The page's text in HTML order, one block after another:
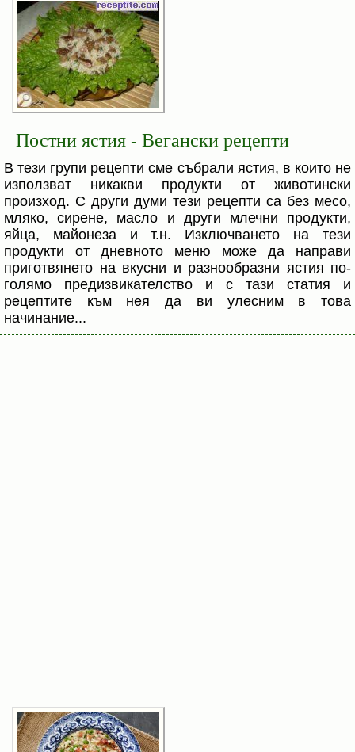
Постни ястия - Вегански рецепти
В тези групи рецепти сме събрали ястия, в които не
използват никакви продукти от животински
произход. С други думи тези рецепти са без месо,
мляко, сирене, масло и други млечни продукти,
яйца, майонеза и т.н. Изключването на тези
продукти от дневното меню може да направи
приготвянето на вкусни и разнообразни ястия по-
голямо предизвикателство и с тази статия и
рецептите към нея да ви улесним в това
начинание...